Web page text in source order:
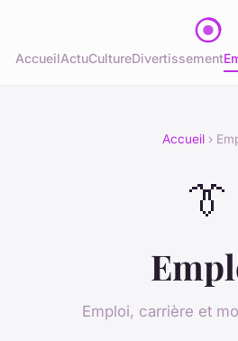
AccueilActuCultureDivertissement
Accueil ›
👔
Emploi, carrière et